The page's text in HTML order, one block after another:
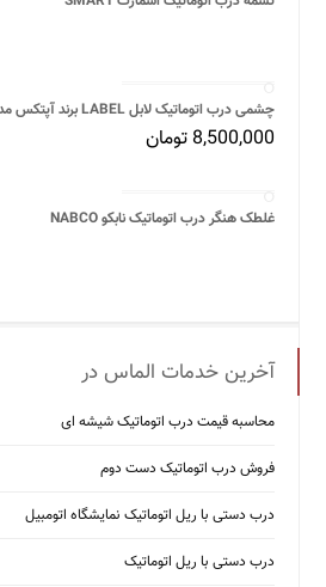
چشمی درب اتوماتیک لابل LABEL برند آپتکس مدل OA-AXIS ll
8,500,000 تومان
غلطک هنگر درب اتوماتیک نابکو NABCO
آخرین خدمات الماس در
محاسبه قیمت درب اتوماتیک شیشه ‌ای
فروش درب اتوماتیک دست دوم
درب دستی با ریل اتوماتیک نمایشگاه اتومبیل
درب دستی با ریل اتوماتیک